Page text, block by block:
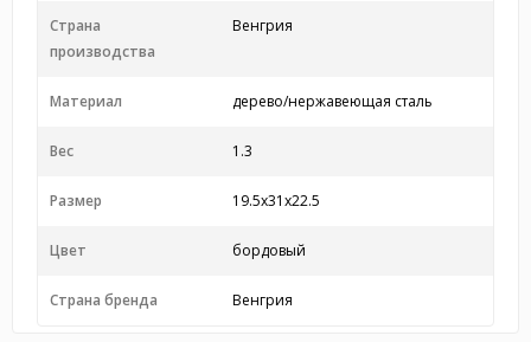
Страна
производства
Венгрия
Материал дерево/нержавеющая сталь
Вес 1.3
Размер 19.5x31x22.5
Цвет бордовый
Страна бренда Венгрия